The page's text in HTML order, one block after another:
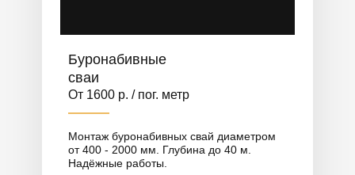
Буронабивные
сваи
От 1600 р. / пог. метр
Монтаж буронабивных свай диаметром
от 400 - 2000 мм. Глубина до 40 м.
Надёжные работы.